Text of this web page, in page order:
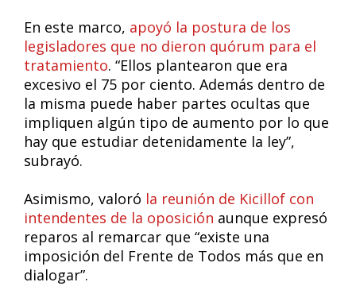
En este marco, apoyó la postura de los
legisladores que no dieron quórum para el
tratamiento. “Ellos plantearon que era
excesivo el 75 por ciento. Además dentro de
la misma puede haber partes ocultas que
impliquen algún tipo de aumento por lo que
hay que estudiar detenidamente la ley”,
subrayó.
Asimismo, valoró la reunión de Kicillof con
intendentes de la oposición aunque expresó
reparos al remarcar que “existe una
imposición del Frente de Todos más que en
dialogar”.